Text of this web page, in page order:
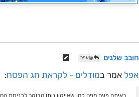
חובב שלגים @אפל
אפל אמר במודלים - לקראת חג הפסח:
ראיתם פעם מפה כמו שאייקון נותן הבוקר לכניסת